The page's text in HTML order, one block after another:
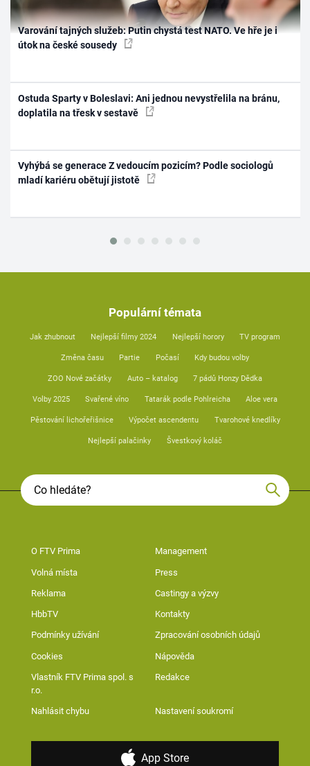
Varování tajných služeb: Putin chystá test NATO. Ve hře je i
útok na české sousedy
Ostuda Sparty v Boleslavi: Ani jednou nevystřelila na bránu,
doplatila na třesk v sestavě
Vyhýbá se generace Z vedoucím pozicím? Podle sociologů
mladí kariéru obětují jistotě
Populární témata
Jak zhubnout Nejlepší filmy 2024 Nejlepší horory TV program
Změna času Partie Počasí Kdy budou volby
ZOO Nové začátky Auto – katalog 7 pádů Honzy Dědka
Volby 2025 Svařené víno Tatarák podle Pohlreicha Aloe vera
Pěstování lichořeřišnice Výpočet ascendentu Tvarohové knedlíky
Nejlepší palačinky Švestkový koláč
O FTV Prima Management
Volná místa Press
Reklama Castingy a výzvy
HbbTV Kontakty
Podmínky užívání Zpracování osobních údajů
Cookies Nápověda
Vlastník FTV Prima spol. s
r.o.
Redakce
Nahlásit chybu Nastavení soukromí
App Store